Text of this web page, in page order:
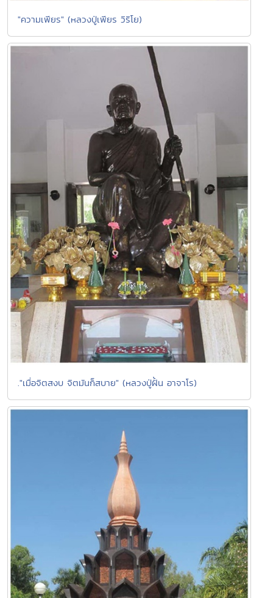
"ความเพียร" (หลวงปู่เพียร วิริโย)
."เมื่อจิตสงบ จิตมันก็สบาย" (หลวงปู่ฝั้น อาจาโร)